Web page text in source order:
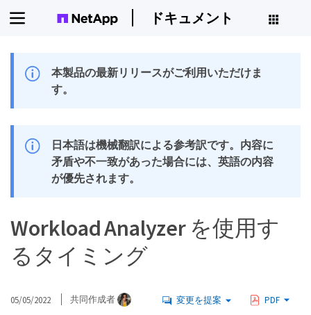
ドキュメント
本製品の最新リリースがご利用いただけま
す。
日本語は機械翻訳による参考訳です。内容に
矛盾や不一致があった場合には、英語の内容
が優先されます。
Workload Analyzer を使用す
るタイミング
05/05/2022 共同作成者 変更を提案 PDF